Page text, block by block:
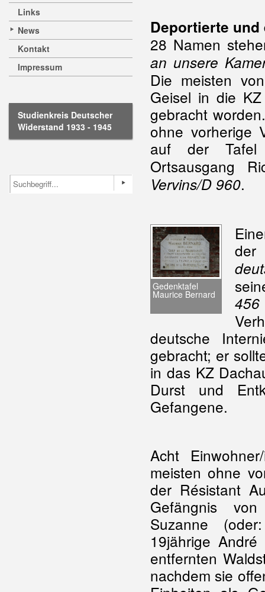
Links
News
Kontakt
Impressum
Studienkreis Deutscher
Widerstand 1933 - 1945
Deportierte
28 Namen
an unsere
Die meisten
Geisel in die
gebracht
ohne vorherige
auf der
Ortsausgang
Vervins/D 960.
Gedenktafel
Maurice Bernard
der
deutsche
gebracht; er
in das KZ
Durst und
Gefangene.
Acht
meisten ohne
der Résistant
Gefängnis
Suzanne
19jährige
entfernten
nachdem sie